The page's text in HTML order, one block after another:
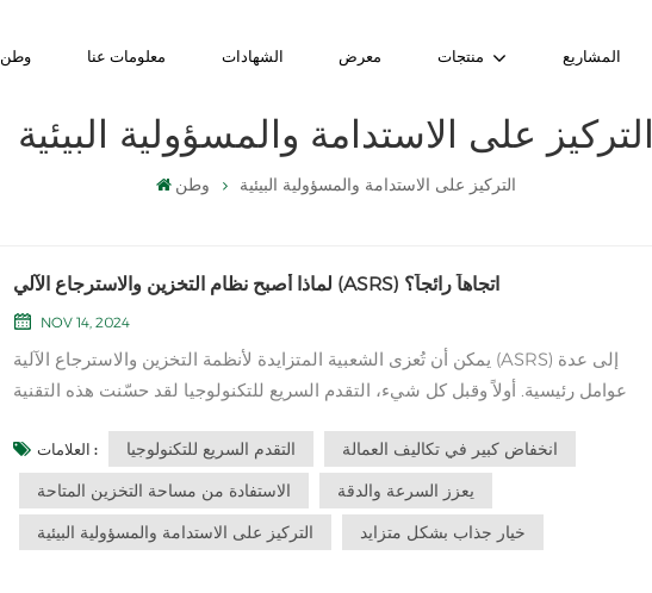
وطن معلومات عنا الشهادات معرض المشاريع
التركيز على الاستدامة والمسؤولية البيئية
وطن التركيز على الاستدامة والمسؤولية البيئية
لماذا أصبح نظام التخزين والاسترجاع الآلي (ASRS) اتجاهاً رائجاً؟
NOV 14, 2024
يمكن أن تُعزى الشعبية المتزايدة لأنظمة التخزين والاسترجاع الآلية (ASRS) إلى عدة
عوامل رئيسية. أولاً وقبل كل شيء، التقدم السريع للتكنولوجيا لقد حسّنت هذه التقنية
آليات الأتمتة المتطورة والبرمجيات الذكية، أصبحت أنظمة التخزين...
العلامات : التقدم السريع للتكنولوجيا
انخفاض كبير في تكاليف العمالة
الاستفادة من مساحة التخزين المتاحة
يعزز السرعة والدقة
التركيز على الاستدامة والمسؤولية البيئية
خيار جذاب بشكل متزايد